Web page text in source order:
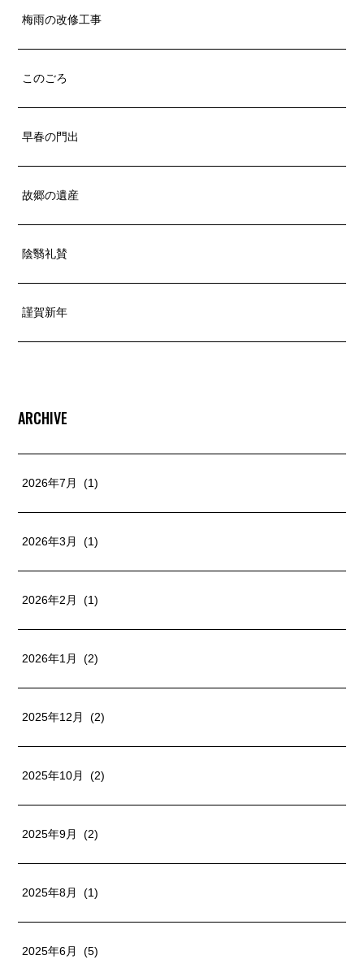
梅雨の改修工事
このごろ
早春の門出
故郷の遺産
陰翳礼賛
謹賀新年
ARCHIVE
2026年7月 (1)
2026年3月 (1)
2026年2月 (1)
2026年1月 (2)
2025年12月 (2)
2025年10月 (2)
2025年9月 (2)
2025年8月 (1)
2025年6月 (5)